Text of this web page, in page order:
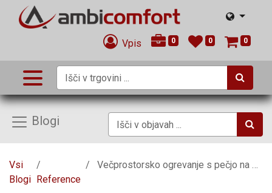
Vpis 0 0 0
Blogi
Vsi
Blogi Reference
Večprostorsko ogrevanje s pečjo na pelete Moretti Design Clessidra